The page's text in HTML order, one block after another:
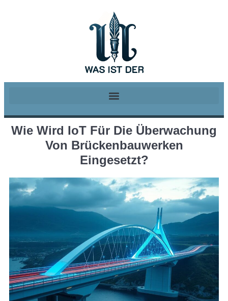
Wie Wird IoT Für Die Überwachung
Von Brückenbauwerken
Eingesetzt?